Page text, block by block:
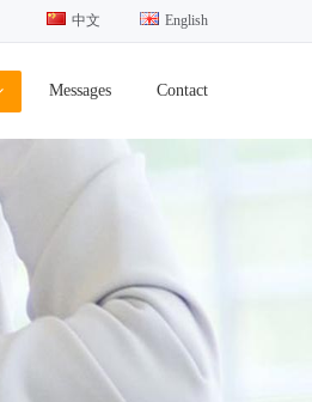
中文 English
Messages Contact